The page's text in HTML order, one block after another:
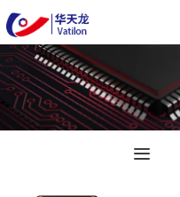
首页
关于我们
产品中心
끀